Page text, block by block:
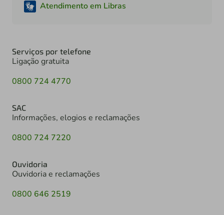
Atendimento em Libras
Serviços por telefone
Ligação gratuita
0800 724 4770
SAC
Informações, elogios e reclamações
0800 724 7220
Ouvidoria
Ouvidoria e reclamações
0800 646 2519